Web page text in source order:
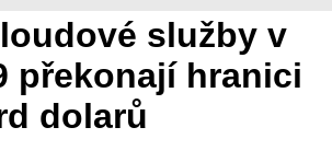
služby v
překonají hranici
dolarů